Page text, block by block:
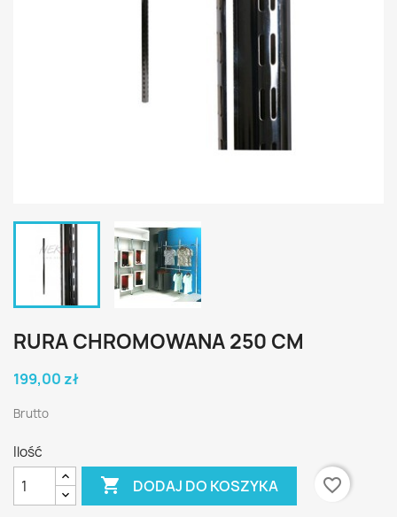
RURA CHROMOWANA 250 CM
199,00 zł
Brutto
Ilość
 DODAJ DO KOSZYKA favorite_border